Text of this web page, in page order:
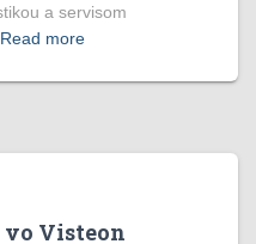
a servisom
Read more
Visteon